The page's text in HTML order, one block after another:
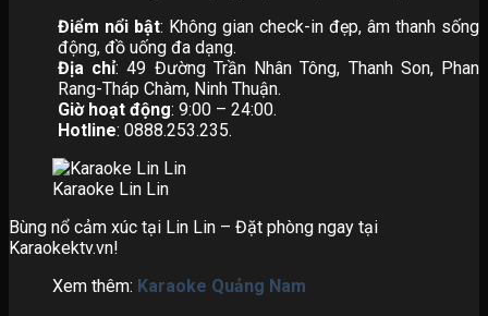
Điểm nổi bật: Không gian check-in đẹp, âm thanh sống
động, đồ uống đa dạng.
Địa chỉ: 49 Đường Trần Nhân Tông, Thanh Son, Phan
Rang-Tháp Chàm, Ninh Thuận.
Giờ hoạt động: 9:00 – 24:00.
Hotline: 0888.253.235.
Karaoke Lin Lin
Bùng nổ cảm xúc tại Lin Lin – Đặt phòng ngay tại
Karaokektv.vn!
Xem thêm: Karaoke Quảng Nam